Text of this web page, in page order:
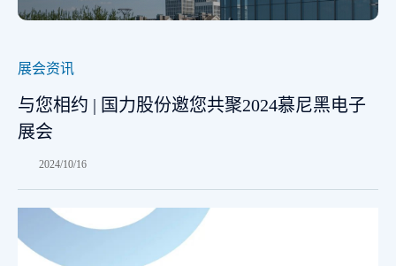
展会资讯
与您相约 | 国力股份邀您共聚2024慕尼黑电子
展会
2024/10/16